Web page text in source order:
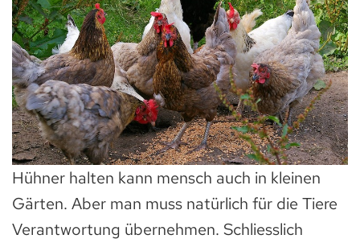
Hühner halten kann mensch auch in kleinen
Gärten. Aber man muss natürlich für die Tiere
Verantwortung übernehmen. Schliesslich